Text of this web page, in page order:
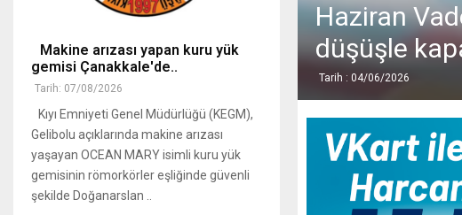
Haziran
düşüşle
Tarih : 04/06/2026
Makine arızası yapan kuru yük
gemisi Çanakkale'de..
Tarih: 07/08/2026
Kıyı Emniyeti Genel Müdürlüğü (KEGM),
Gelibolu açıklarında makine arızası
yaşayan OCEAN MARY isimli kuru yük
gemisinin römorkörler eşliğinde güvenli
şekilde Doğanarslan ..